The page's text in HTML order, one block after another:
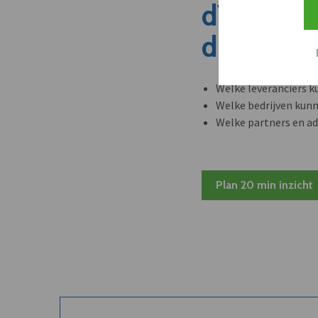
dVO
dit
Welke leveranciers
Welke bedrijven
Welke partners en
Plan 20 min inzicht